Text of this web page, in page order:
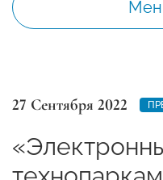
27 Сентября 2022